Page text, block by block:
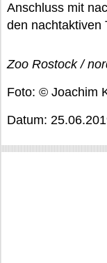
Anschluss mit
den nachtaktiven
Zoo Rostock /
Foto: © Joachim
Datum: